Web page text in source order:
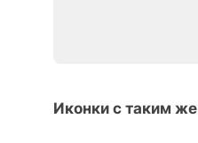
Иконки с таким